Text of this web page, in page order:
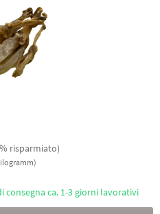
risparmiato)
consegna ca. 1-3 giorni lavorativi